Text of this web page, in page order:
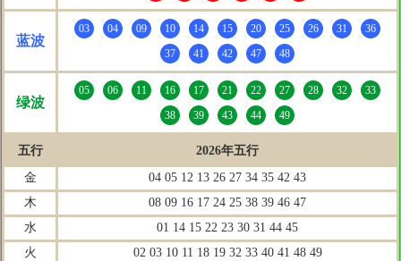
蓝波
03 04 09 10 14 15 20 25 26 31
36
37
41 42 47 48
绿波
05 06 11 16 17 21 22 27 28 32
33
38
39 43 44 49
五行
2026年五行
金
04 05 12 13 26 27 34 35 42 43
木
08 09 16 17 24 25 38 39 46 47
水
01 14 15 22 23 30 31 44 45
火
02 03 10 11 18 19 32 33 40 41 48 49